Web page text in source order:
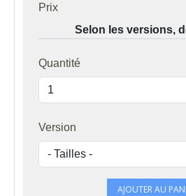
Prix
Quantité
Version
AJOUTER AU